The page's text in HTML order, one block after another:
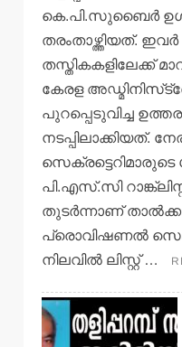
കെ.പി.സുബൈര്‍
തരംതാഴ്ത്തിയത്.
തസ്തികകളിലേക്ക്
കേരള
പുറപ്പെടുവിച്ച
നടപ്പിലാക്കിയത്.
പി.എസ്.സി
തുടര്‍ന്നാണ്
പ്രൊവിഷണല്‍
നിലവില്‍ ലിസ്റ്റ് …